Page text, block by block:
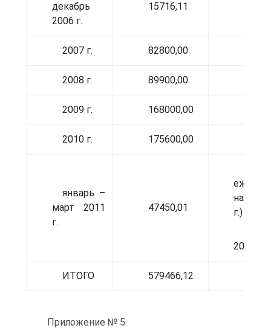
декабрь
2006 г.
15716,11
2007 г. 82800,00
2008 г. 89900,00
2009 г. 168000,00
2010 г. 175600,00
январь –
март 2011
г.
47450,01
г.) *
3
2011 г.)
ИТОГО 579466,12
Приложение № 5.